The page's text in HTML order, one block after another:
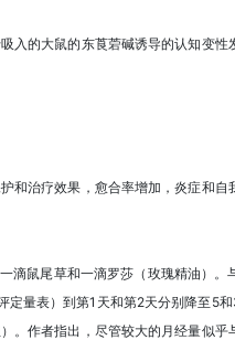
入的大鼠的东莨菪碱诱导的认知变性
和治疗效果，愈合率增加，炎症和自
鼠尾草和一滴罗莎（玫瑰精油）。
量表）到第1天和第2天分别降至5
。作者指出，尽管较大的月经量似乎